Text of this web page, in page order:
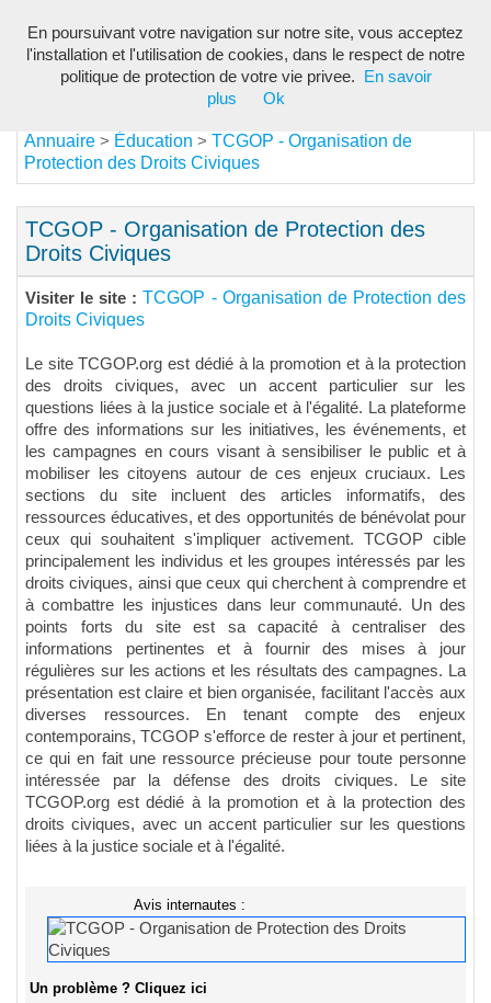
Annuaire > Éducation > TCGOP - Organisation de
Protection des Droits Civiques
TCGOP - Organisation de Protection des
Droits Civiques
Visiter le site :TCGOP - Organisation de Protection des
Droits Civiques
Le site TCGOP.org est dédié à la promotion et à la protection
des droits civiques, avec un accent particulier sur les
questions liées à la justice sociale et à l'égalité. La plateforme
offre des informations sur les initiatives, les événements, et
les campagnes en cours visant à sensibiliser le public et à
mobiliser les citoyens autour de ces enjeux cruciaux. Les
sections du site incluent des articles informatifs, des
ressources éducatives, et des opportunités de bénévolat pour
ceux qui souhaitent s'impliquer activement. TCGOP cible
principalement les individus et les groupes intéressés par les
droits civiques, ainsi que ceux qui cherchent à comprendre et
à combattre les injustices dans leur communauté. Un des
points forts du site est sa capacité à centraliser des
informations pertinentes et à fournir des mises à jour
régulières sur les actions et les résultats des campagnes. La
présentation est claire et bien organisée, facilitant l'accès aux
diverses ressources. En tenant compte des enjeux
contemporains, TCGOP s'efforce de rester à jour et pertinent,
ce qui en fait une ressource précieuse pour toute personne
intéressée par la défense des droits civiques. Le site
TCGOP.org est dédié à la promotion et à la protection des
droits civiques, avec un accent particulier sur les questions
liées à la justice sociale et à l'égalité.
Avis internautes :
Un problème ? Cliquez ici
En poursuivant votre navigation sur notre site, vous acceptez
l'installation et l'utilisation de cookies, dans le respect de notre
politique de protection de votre vie privee.
En savoir
plus
Ok